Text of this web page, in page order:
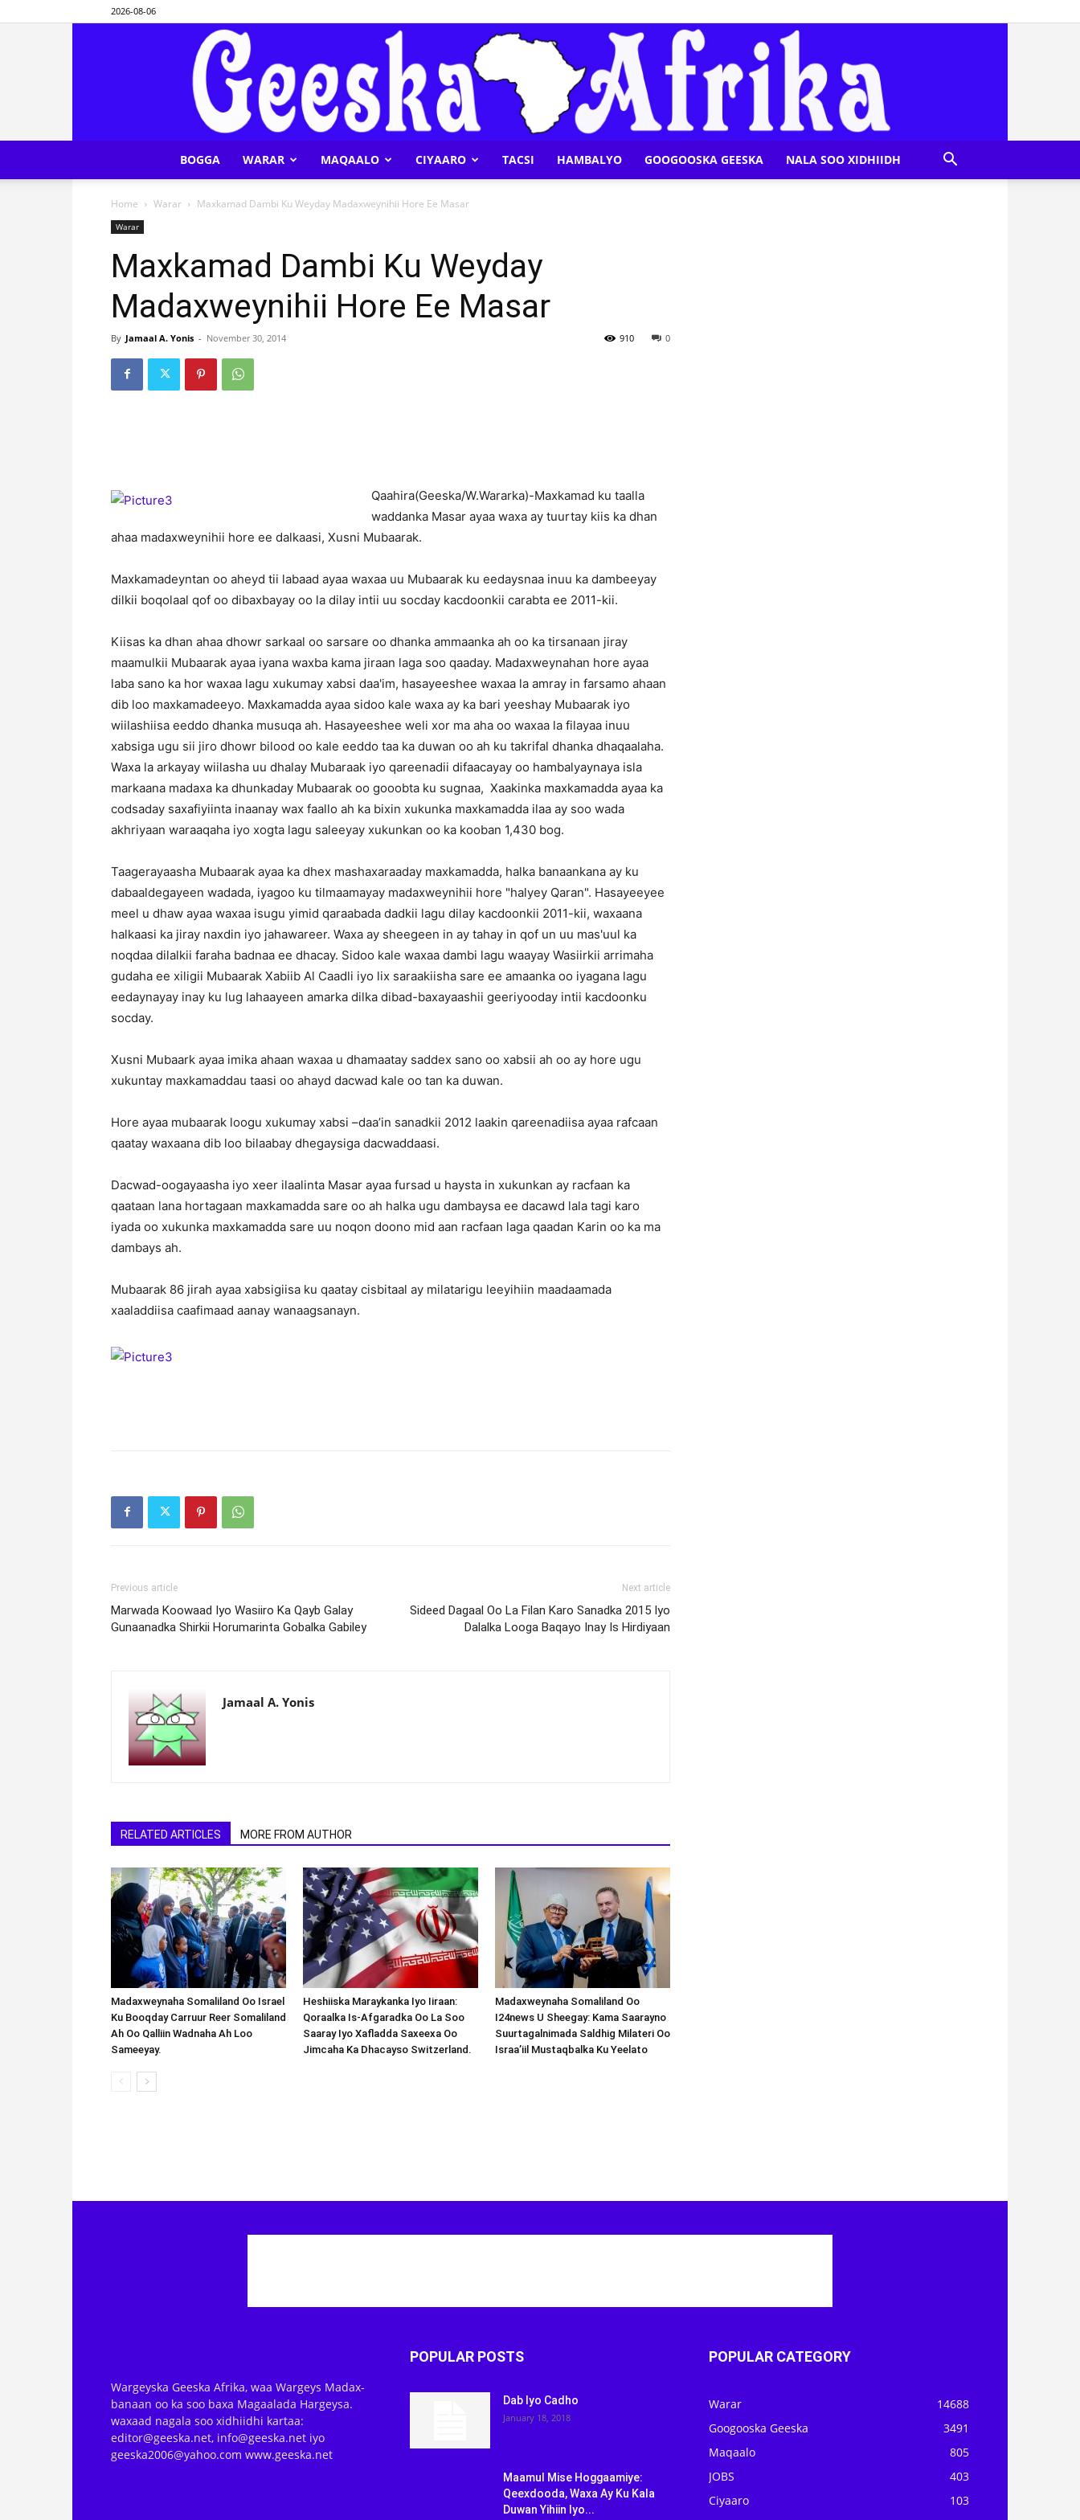
2026-08-06
BOGGA WARAR MAQAALO CIYAARO TACSI HAMBALYO GOOGOOSKA GEESKA NALA SOO XIDHIIDH
Home Warar Maxkamad Dambi Ku Weyday Madaxweynihii Hore Ee Masar
Warar
Maxkamad Dambi Ku Weyday
Madaxweynihii Hore Ee Masar
By Jamaal A. Yonis - November 30, 2014 0
910
Qaahira(Geeska/W.Wararka)-Maxkamad ku taalla
waddanka Masar ayaa waxa ay tuurtay kiis ka dhan
ahaa madaxweynihii hore ee dalkaasi, Xusni Mubaarak.
Maxkamadeyntan oo aheyd tii labaad ayaa waxaa uu Mubaarak ku eedaysnaa inuu ka dambeeyay
dilkii boqolaal qof oo dibaxbayay oo la dilay intii uu socday kacdoonkii carabta ee 2011-kii.
Kiisas ka dhan ahaa dhowr sarkaal oo sarsare oo dhanka ammaanka ah oo ka tirsanaan jiray
maamulkii Mubaarak ayaa iyana waxba kama jiraan laga soo qaaday. Madaxweynahan hore ayaa
laba sano ka hor waxaa lagu xukumay xabsi daa'im, hasayeeshee waxaa la amray in farsamo ahaan
dib loo maxkamadeeyo. Maxkamadda ayaa sidoo kale waxa ay ka bari yeeshay Mubaarak iyo
wiilashiisa eeddo dhanka musuqa ah. Hasayeeshee weli xor ma aha oo waxaa la filayaa inuu
xabsiga ugu sii jiro dhowr bilood oo kale eeddo taa ka duwan oo ah ku takrifal dhanka dhaqaalaha.
Waxa la arkayay wiilasha uu dhalay Mubaraak iyo qareenadii difaacayay oo hambalyaynaya isla
markaana madaxa ka dhunkaday Mubaarak oo gooobta ku sugnaa, Xaakinka maxkamadda ayaa ka
codsaday saxafiyiinta inaanay wax faallo ah ka bixin xukunka maxkamadda ilaa ay soo wada
akhriyaan waraaqaha iyo xogta lagu saleeyay xukunkan oo ka kooban 1,430 bog.
Taagerayaasha Mubaarak ayaa ka dhex mashaxaraaday maxkamadda, halka banaankana ay ku
dabaaldegayeen wadada, iyagoo ku tilmaamayay madaxweynihii hore "halyey Qaran". Hasayeeyee
meel u dhaw ayaa waxaa isugu yimid qaraabada dadkii lagu dilay kacdoonkii 2011-kii, waxaana
halkaasi ka jiray naxdin iyo jahawareer. Waxa ay sheegeen in ay tahay in qof un uu mas'uul ka
noqdaa dilalkii faraha badnaa ee dhacay. Sidoo kale waxaa dambi lagu waayay Wasiirkii arrimaha
gudaha ee xiligii Mubaarak Xabiib Al Caadli iyo lix saraakiisha sare ee amaanka oo iyagana lagu
eedaynayay inay ku lug lahaayeen amarka dilka dibad-baxayaashii geeriyooday intii kacdoonku
socday.
Xusni Mubaark ayaa imika ahaan waxaa u dhamaatay saddex sano oo xabsii ah oo ay hore ugu
xukuntay maxkamaddau taasi oo ahayd dacwad kale oo tan ka duwan.
Hore ayaa mubaarak loogu xukumay xabsi –daa’in sanadkii 2012 laakin qareenadiisa ayaa rafcaan
qaatay waxaana dib loo bilaabay dhegaysiga dacwaddaasi.
Dacwad-oogayaasha iyo xeer ilaalinta Masar ayaa fursad u haysta in xukunkan ay racfaan ka
qaataan lana hortagaan maxkamadda sare oo ah halka ugu dambaysa ee dacawd lala tagi karo
iyada oo xukunka maxkamadda sare uu noqon doono mid aan racfaan laga qaadan Karin oo ka ma
dambays ah.
Mubaarak 86 jirah ayaa xabsigiisa ku qaatay cisbitaal ay milatarigu leeyihiin maadaamada
xaaladdiisa caafimaad aanay wanaagsanayn.
Previous article
Marwada Koowaad Iyo Wasiiro Ka Qayb Galay
Gunaanadka Shirkii Horumarinta Gobalka Gabiley
Next article
Sideed Dagaal Oo La Filan Karo Sanadka 2015 Iyo
Dalalka Looga Baqayo Inay Is Hirdiyaan
Jamaal A. Yonis
RELATED ARTICLES MORE FROM AUTHOR
Madaxweynaha Somaliland Oo Israel
Ku Booqday Carruur Reer Somaliland
Ah Oo Qalliin Wadnaha Ah Loo
Sameeyay.
Heshiiska Maraykanka Iyo Iiraan:
Qoraalka Is-Afgaradka Oo La Soo
Saaray Iyo Xafladda Saxeexa Oo
Jimcaha Ka Dhacayso Switzerland.
Madaxweynaha Somaliland Oo
I24news U Sheegay: Kama Saarayno
Suurtagalnimada Saldhig Milateri Oo
Israa’iil Mustaqbalka Ku Yeelato
Wargeyska Geeska Afrika, waa Wargeys Madax-
banaan oo ka soo baxa Magaalada Hargeysa.
waxaad nagala soo xidhiidhi kartaa:
editor@geeska.net, info@geeska.net iyo
geeska2006@yahoo.com www.geeska.net
POPULAR POSTS
Dab Iyo Cadho
January 18, 2018
Maamul Mise Hoggaamiye:
Qeexdooda, Waxa Ay Ku Kala
Duwan Yihiin Iyo...
POPULAR CATEGORY
Warar
14688
Googooska Geeska
3491
Maqaalo
805
JOBS
403
Ciyaaro
103